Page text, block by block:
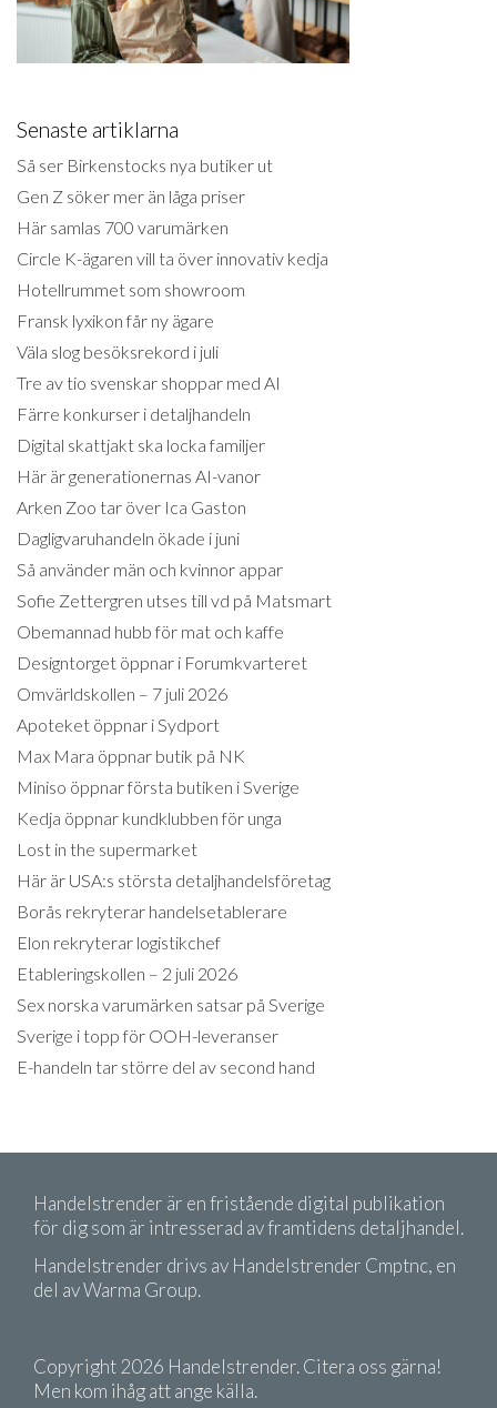
Senaste artiklarna
Så ser Birkenstocks nya butiker ut
Gen Z söker mer än låga priser
Här samlas 700 varumärken
Circle K-ägaren vill ta över innovativ kedja
Hotellrummet som showroom
Fransk lyxikon får ny ägare
Väla slog besöksrekord i juli
Tre av tio svenskar shoppar med AI
Färre konkurser i detaljhandeln
Digital skattjakt ska locka familjer
Här är generationernas AI-vanor
Arken Zoo tar över Ica Gaston
Dagligvaruhandeln ökade i juni
Så använder män och kvinnor appar
Sofie Zettergren utses till vd på Matsmart
Obemannad hubb för mat och kaffe
Designtorget öppnar i Forumkvarteret
Omvärldskollen – 7 juli 2026
Apoteket öppnar i Sydport
Max Mara öppnar butik på NK
Miniso öppnar första butiken i Sverige
Kedja öppnar kundklubben för unga
Lost in the supermarket
Här är USA:s största detaljhandelsföretag
Borås rekryterar handelsetablerare
Elon rekryterar logistikchef
Etableringskollen – 2 juli 2026
Sex norska varumärken satsar på Sverige
Sverige i topp för OOH-leveranser
E-handeln tar större del av second hand
Handelstrender är en fristående digital publikation
för dig som är intresserad av framtidens detaljhandel.
Handelstrender drivs av Handelstrender Cmptnc, en
del av Warma Group.
Copyright 2026 Handelstrender. Citera oss gärna!
Men kom ihåg att ange källa.